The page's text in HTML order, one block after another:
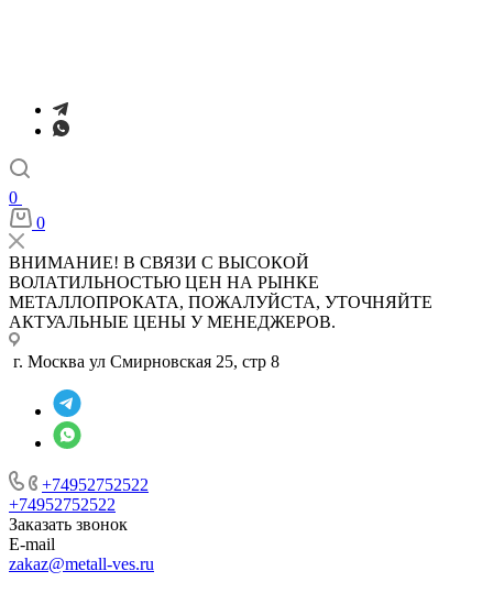
0
0
ВНИМАНИЕ! В СВЯЗИ С ВЫСОКОЙ
ВОЛАТИЛЬНОСТЬЮ ЦЕН НА РЫНКЕ
МЕТАЛЛОПРОКАТА, ПОЖАЛУЙСТА, УТОЧНЯЙТЕ
АКТУАЛЬНЫЕ ЦЕНЫ У МЕНЕДЖЕРОВ.
г. Москва ул Смирновская 25, стр 8
+74952752522
+74952752522
Заказать звонок
E-mail
zakaz@metall-ves.ru